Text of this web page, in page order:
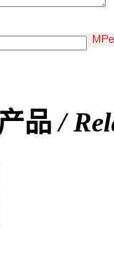
品/